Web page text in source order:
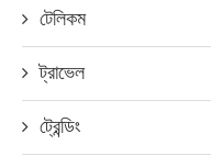
টেলিকম
ট্রাভেল
ট্রেন্ডিং